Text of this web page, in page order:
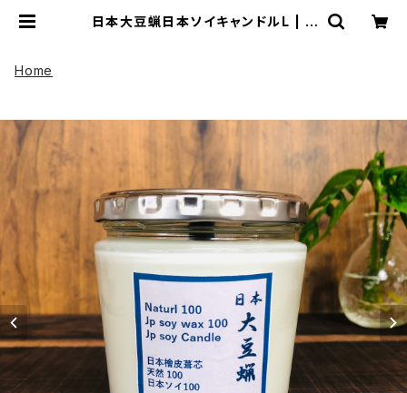
日本大豆蝋日本ソイキャンドルL | U
Home